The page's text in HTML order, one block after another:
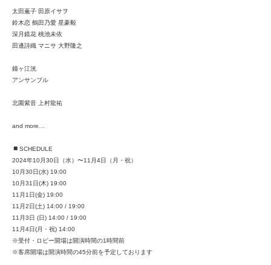
太田薫子 田原イサヲ
鈴木恋 鶴田乃愛 星豪毅
深月鏡花 桃池未依
田邊詩織 マニサ 大野隆之
鐘ヶ江洸
アンサンブル
北園紫音 上村龍祐
and more…
SCHEDULE
2024年10月30日（水）〜11月4日（月・祝）
10月30日(水) 19:00
10月31日(木) 19:00
11月1日(金) 19:00
11月2日(土) 14:00 / 19:00
11月3日 (日) 14:00 / 19:00
11月4日(月・祝) 14:00
※受付・ロビー開場は開演時間の1時間前
※客席開場は開演時間の45分前を予定しております